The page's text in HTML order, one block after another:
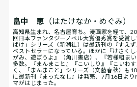
畠中 恵 （はたけなか・めぐみ）
高知県生まれ、名古屋育ち。漫画家を経て、
回日本ファンタジーノベル大賞優秀賞を受賞
ばけ」シリーズ（新潮社）は最新刊の『すえ
ベストセラーになっている。ほかに『けさく
がみ、遊ぼうよ』（角川書店）、『若様組ま
多数。『まんまこと』『こいしり』『こいわ
く、「まんまこと」シリーズ（文藝春秋）も
に最新刊『まったなし』は発売、7月16日よ
マがはじまった。